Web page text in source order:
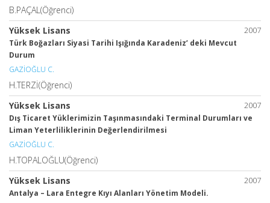
B.PAÇAL(Öğrenci)
2007
Yüksek Lisans
Türk Boğazları Siyasi Tarihi Işığında Karadeniz’ deki Mevcut
Durum
GAZİOĞLU C.
H.TERZİ(Öğrenci)
2007
Yüksek Lisans
Dış Ticaret Yüklerimizin Taşınmasındaki Terminal Durumları ve
Liman Yeterliliklerinin Değerlendirilmesi
GAZİOĞLU C.
H.TOPALOĞLU(Öğrenci)
2007
Yüksek Lisans
Antalya – Lara Entegre Kıyı Alanları Yönetim Modeli.